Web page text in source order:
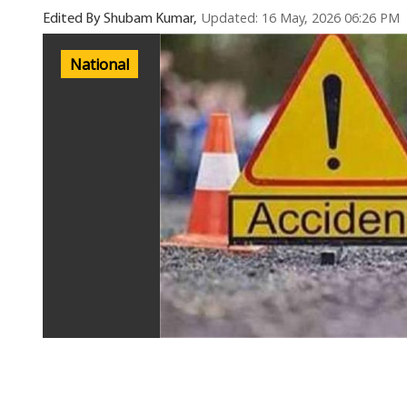
Edited By Shubam Kumar, Updated: 16 May, 2026 06:26 PM
National